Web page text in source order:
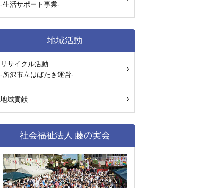
-生活サポート事業-
地域活動
リサイクル活動
-所沢市立はばたき運営-
地域貢献
社会福祉法人 藤の実会